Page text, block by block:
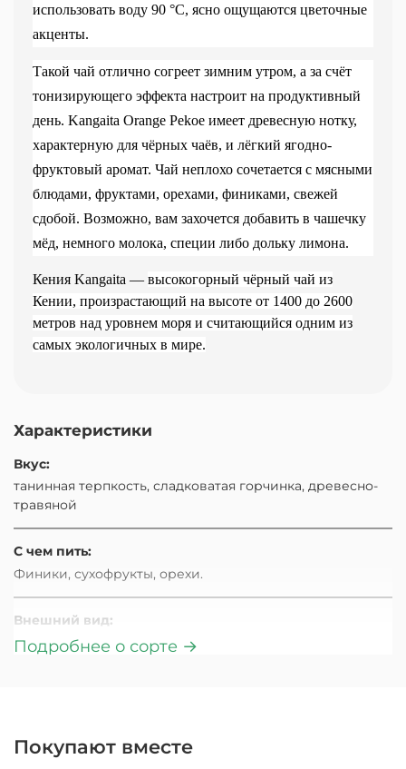
использовать воду 90 °C, ясно ощущаются цветочные
акценты.
Такой чай отлично согреет зимним утром, а за счёт
тонизирующего эффекта настроит на продуктивный
день. Kangaita Orange Pekoe имеет древесную нотку,
характерную для чёрных чаёв, и лёгкий ягодно-
фруктовый аромат. Чай неплохо сочетается с мясными
блюдами, фруктами, орехами, финиками, свежей
сдобой. Возможно, вам захочется добавить в чашечку
мёд, немного молока, специи либо дольку лимона.
Кения Kangaita — высокогорный чёрный чай из
Кении, произрастающий на высоте от 1400 до 2600
метров над уровнем моря и считающийся одним из
самых экологичных в мире.
Характеристики
Вкус:
танинная терпкость, сладковатая горчинка, древесно-
травяной
С чем пить:
Финики, сухофрукты, орехи.
Внешний вид:
тёмные листья продольной скрутки
Подробнее о сорте →
Покупают вместе